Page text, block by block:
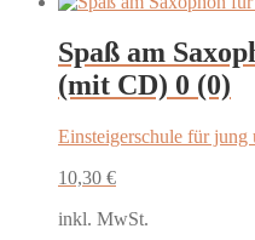
Spaß am
(mit CD) 0 (0)
Einsteigerschule für jung
10,30 €
inkl. MwSt.